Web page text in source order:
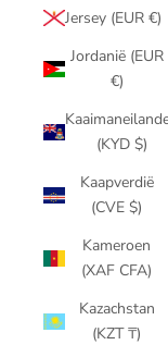
Jersey (EUR €)
Jordanië (EUR
€)
(KYD $)
Kaapverdië
(CVE $)
Kameroen
(XAF CFA)
Kazachstan
(KZT ₸)